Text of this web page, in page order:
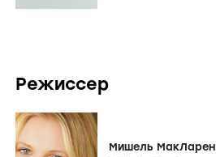
Режиссер
Мишель МакЛарен